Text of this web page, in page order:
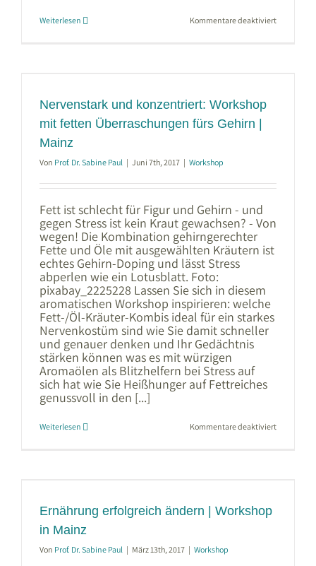
Weiterlesen Kommentare deaktiviertfür
Nervenstark und konzentriert: Workshop
mit fetten Überraschungen fürs Gehirn |
Mainz
Von Prof. Dr. Sabine Paul | Juni 7th, 2017 | Workshop
Fett ist schlecht für Figur und Gehirn - und
gegen Stress ist kein Kraut gewachsen? - Von
wegen! Die Kombination gehirngerechter
Fette und Öle mit ausgewählten Kräutern ist
echtes Gehirn-Doping und lässt Stress
abperlen wie ein Lotusblatt. Foto:
pixabay_2225228 Lassen Sie sich in diesem
aromatischen Workshop inspirieren: welche
Fett-/Öl-Kräuter-Kombis ideal für ein starkes
Nervenkostüm sind wie Sie damit schneller
und genauer denken und Ihr Gedächtnis
stärken können was es mit würzigen
Aromaölen als Blitzhelfern bei Stress auf
sich hat wie Sie Heißhunger auf Fettreiches
genussvoll in den [...]
Weiterlesen Kommentare deaktiviertfür
Ernährung erfolgreich ändern | Workshop
in Mainz
Von Prof. Dr. Sabine Paul | März 13th, 2017 | Workshop